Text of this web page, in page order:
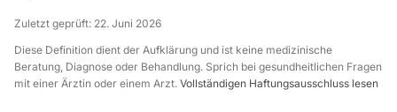
Zuletzt geprüft: 22. Juni 2026
Diese Definition dient der Aufklärung und ist keine medizinische
Beratung, Diagnose oder Behandlung. Sprich bei gesundheitlichen Fragen
mit einer Ärztin oder einem Arzt. Vollständigen Haftungsausschluss lesen